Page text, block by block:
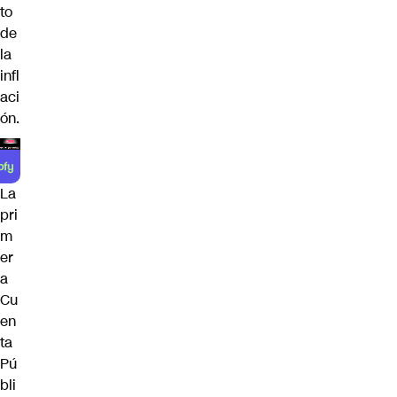
to
de
la
infl
aci
ón.
La
pri
m
er
a
Cu
en
ta
Pú
bli